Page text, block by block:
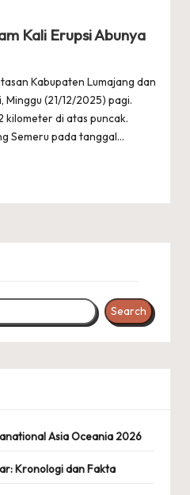
Kali Erupsi Abunya
Kabupaten Lumajang dan
Minggu (21/12/2025) pagi.
kilometer di atas puncak.
Semeru pada tanggal…
Search
Asia Oceania 2026
Kronologi dan Fakta